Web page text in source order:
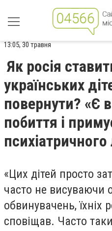
13:05, 30 травня
Як росія
українських
повернути? «Є
побиття і
психіатричного
«Цих дітей просто
часто не висуваючи
обвинувачень, їхніх
сповіщав. Часто